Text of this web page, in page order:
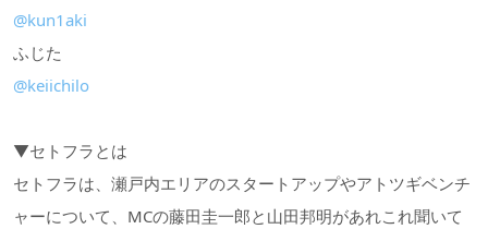
@kun1aki
ふじた
@keiichilo
▼セトフラとは
セトフラは、瀬戸内エリアのスタートアップやアトツギベンチ
ャーについて、MCの藤田圭一郎と山田邦明があれこれ聞いて